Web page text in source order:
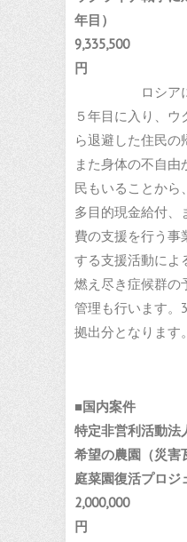
年
9,335,500
ロシア
５年目に入り、
ら退避した住民の
また身体の不自由
民もいることから
多目的現金給付、
費の支援を行う事
する支援活動によ
燃え尽き症候群の
管理も行います。
拠出分となります。
■ 国内案件
特定非営利活動法
希望の農園（災害
庭菜園復活プロジ
2,000,000